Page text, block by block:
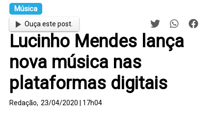
Música
Ouça este post.
Lucinho Mendes lança
nova música nas
plataformas digitais
Redação, 23/04/2020 | 17h04